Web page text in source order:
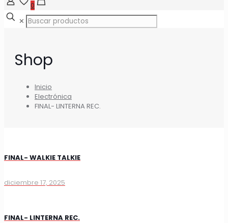
0
✕
Shop
Inicio
Electrónica
FINAL- LINTERNA REC.
FINAL- WALKIE TALKIE
diciembre 17, 2025
FINAL- LINTERNA REC.